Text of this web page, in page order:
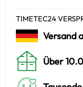
TIMETEC24
Versand
Über